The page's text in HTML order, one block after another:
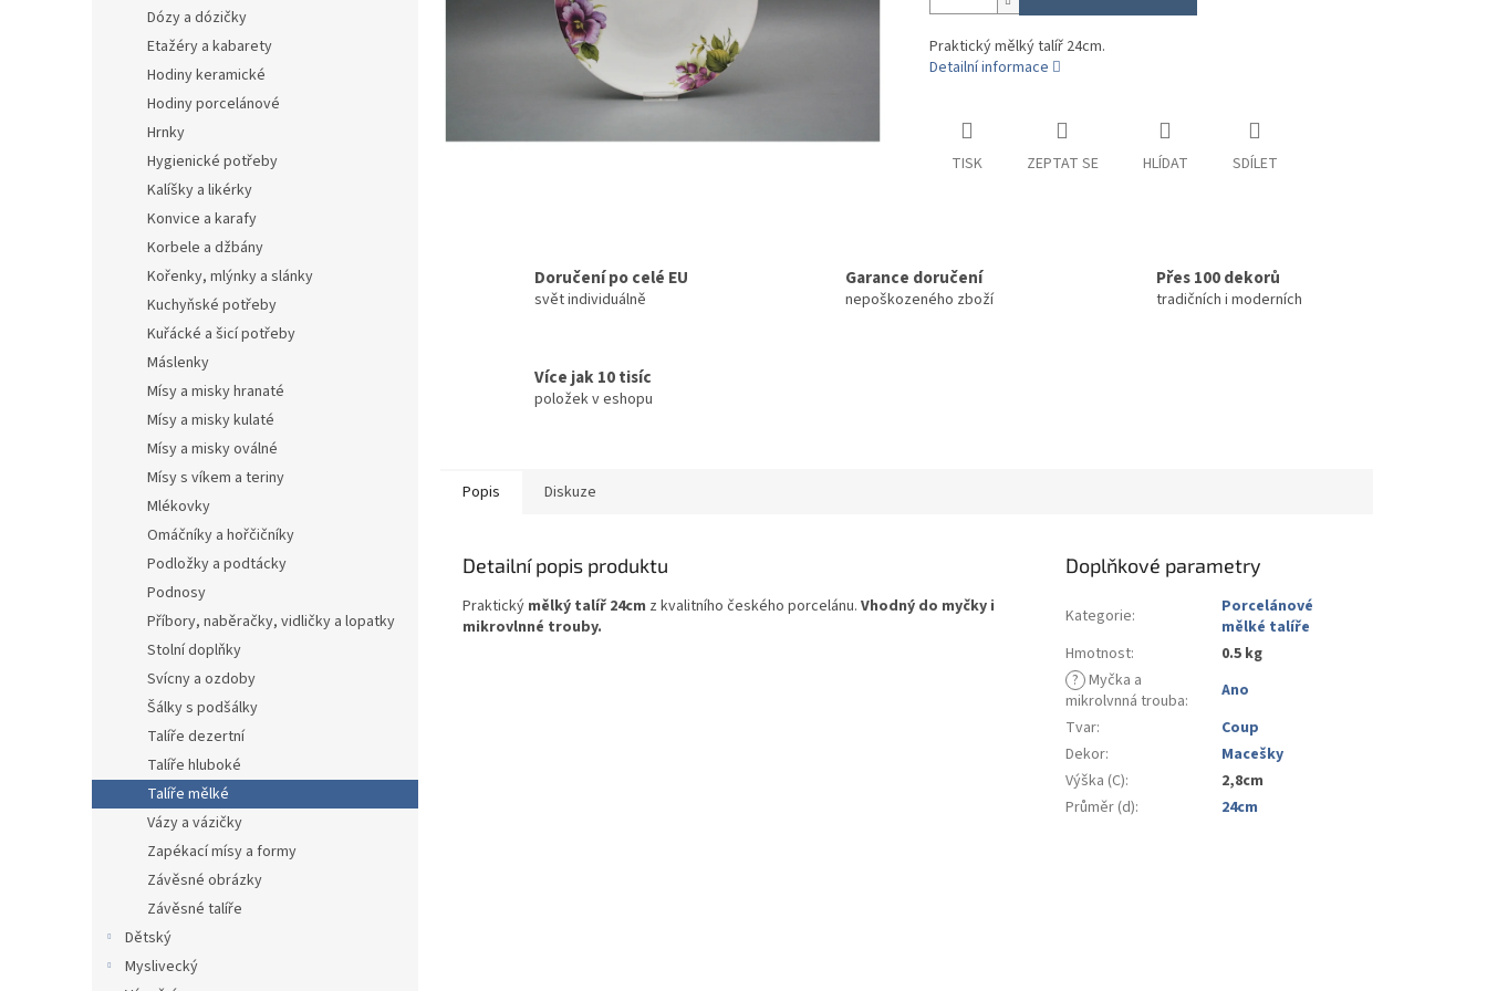
Dózy a dózičky
Etažéry a kabarety
Hodiny keramické
Hodiny porcelánové
Hrnky
Hygienické potřeby
Kalíšky a likérky
Konvice a karafy
Korbele a džbány
Kořenky, mlýnky a slánky
Kuchyňské potřeby
Kuřácké a šicí potřeby
Máslenky
Mísy a misky hranaté
Mísy a misky kulaté
Mísy a misky oválné
Mísy s víkem a teriny
Mlékovky
Omáčníky a hořčičníky
Podložky a podtácky
Podnosy
Příbory, naběračky, vidličky a lopatky
Stolní doplňky
Svícny a ozdoby
Šálky s podšálky
Talíře dezertní
Talíře hluboké
Talíře mělké
Vázy a vázičky
Zapékací mísy a formy
Závěsné obrázky
Závěsné talíře
Dětský
Myslivecký
Praktický mělký talíř 24cm.
Detailní informace
TISK ZEPTAT SE HLÍDAT SDÍLET
Doručení po celé EU
svět individuálně
Garance doručení
nepoškozeného zboží
Přes 100 dekorů
tradičních i moderních
Více jak 10 tisíc
položek v eshopu
Popis Diskuze
Detailní popis produktu
Praktický mělký talíř 24cm z kvalitního českého porcelánu. Vhodný do myčky i
mikrovlnné trouby.
Doplňkové parametry
Kategorie:
Porcelánové
mělké talíře
Hmotnost:
0.5 kg
? Myčka a
mikrolvnná trouba:
Ano
Tvar:
Coup
Dekor:
Macešky
Výška (C):
2,8cm
Průměr (d): 24cm